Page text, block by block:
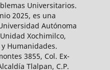
Universitarios.
2025, es una
Autónoma
Xochimilco,
Humanidades.
3855, Col. Ex-
Tlalpan, C.P.